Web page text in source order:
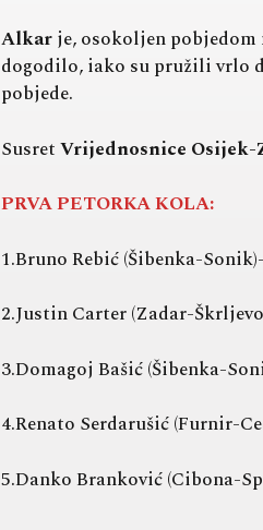
Alkarje, osokoljen
dogodilo, iako su pružili vrlo
pobjede.
SusretVrijednosnice Osijek-
PRVA PETORKA KOLA:
1.Bruno Rebić (Šibenka-
2.Justin Carter (Zadar-
3.Domagoj Bašić (Šibenka-
4.Renato Serdarušić (Furnir-
5.Danko Branković (Cibona-